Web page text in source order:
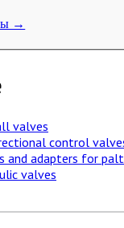
→
valves
control
and adapters for
valves